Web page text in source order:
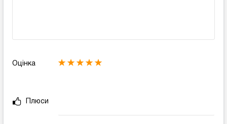
Оцінка
Плюси